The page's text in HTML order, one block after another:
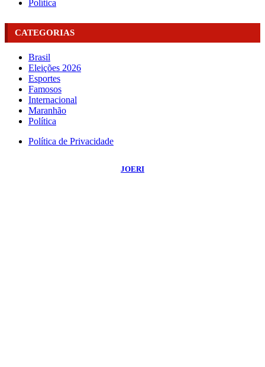
Política
CATEGORIAS
Brasil
Eleições 2026
Esportes
Famosos
Internacional
Maranhão
Política
Política de Privacidade
JOERI